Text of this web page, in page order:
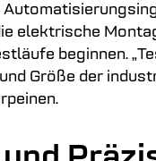
elektrische
beginnen.
Größe der